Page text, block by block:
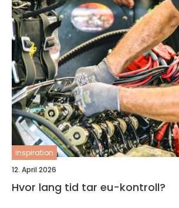
inspiration
12. April 2026
Hvor lang tid tar eu-kontroll?